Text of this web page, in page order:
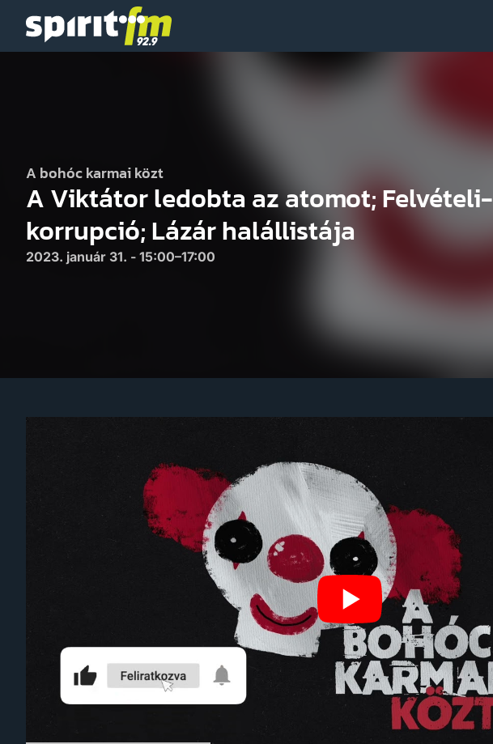
Spirit
A bohóc karmai közt
A Viktátor ledobta az atomot; Felvételi-
korrupció; Lázár halállistája
2023. január 31. - 15:00–17:00